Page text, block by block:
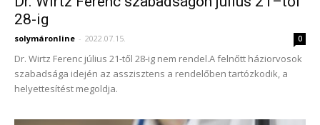
28-ig
solymáronline - 2022.07.15. 0
Dr. Wirtz Ferenc július 21-től 28-ig nem rendel.A felnőtt háziorvosok
szabadsága idején az asszisztens a rendelőben tartózkodik, a
helyettesítést megoldja.